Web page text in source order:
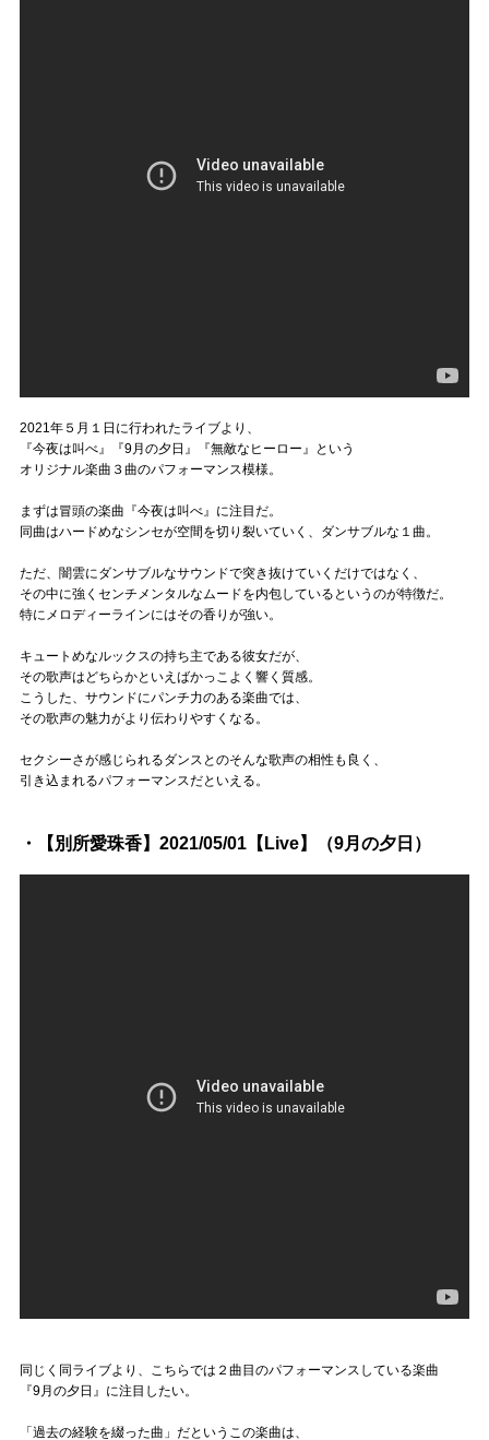
2021年５月１日に行われたライブより、
『今夜は叫べ』『9月の夕日』『無敵なヒーロー』という
オリジナル楽曲３曲のパフォーマンス模様。
まずは冒頭の楽曲『今夜は叫べ』に注目だ。
同曲はハードめなシンセが空間を切り裂いていく、ダンサブルな１曲。
ただ、闇雲にダンサブルなサウンドで突き抜けていくだけではなく、
その中に強くセンチメンタルなムードを内包しているというのが特徴だ。
特にメロディーラインにはその香りが強い。
キュートめなルックスの持ち主である彼女だが、
その歌声はどちらかといえばかっこよく響く質感。
こうした、サウンドにパンチ力のある楽曲では、
その歌声の魅力がより伝わりやすくなる。
セクシーさが感じられるダンスとのそんな歌声の相性も良く、
引き込まれるパフォーマンスだといえる。
・【別所愛珠香】2021/05/01【Live】（9月の夕日）
同じく同ライブより、こちらでは２曲目のパフォーマンスしている楽曲
『9月の夕日』に注目したい。
「過去の経験を綴った曲」だというこの楽曲は、